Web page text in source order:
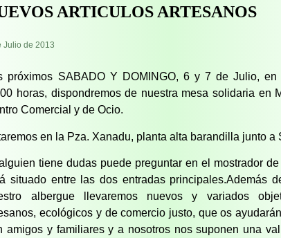
ARTICULOS ARTESANOS
Julio de 2013
próximos SABADO Y DOMINGO, 6 y 7 de Julio,
horas, dispondremos de nuestra mesa solidaria en
Comercial y de Ocio.
en la Pza. Xanadu, planta alta barandilla junto a
tiene dudas puede preguntar en el mostrador
situado entre las dos entradas principales.Además
albergue llevaremos nuevos y variados
ecológicos y de comercio justo, que os
amigos y familiares y a nosotros nos suponen una